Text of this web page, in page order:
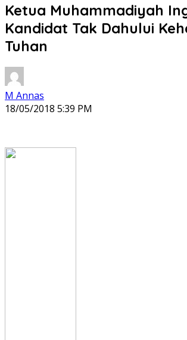
Ketua Muhammadiyah
Kandidat Tak Dahului
Tuhan
M Annas
18/05/2018 5:39 PM